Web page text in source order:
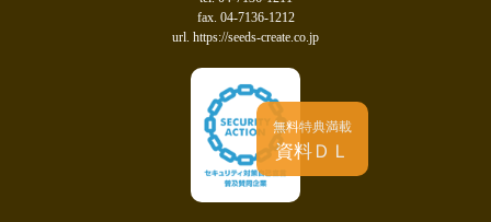
無料特典満載
資料ＤＬ
fax. 04-7136-1212
url. https://seeds-create.co.jp